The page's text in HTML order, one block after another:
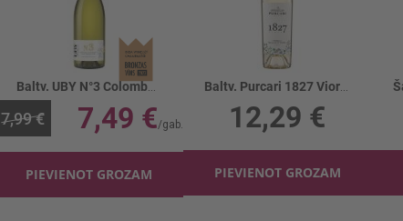
Baltv. UBY N°3 Colombard Sauvignon 11%
7,99 € 7,49 €
PIEVIENOT GROZAM
Baltv. Purcari 1827 Viorica-Muscat Ott. 13%
12,29 €
PIEVIENOT GROZAM